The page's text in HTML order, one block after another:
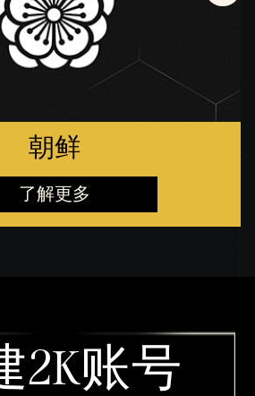
朝鲜
了解更多
2K账号